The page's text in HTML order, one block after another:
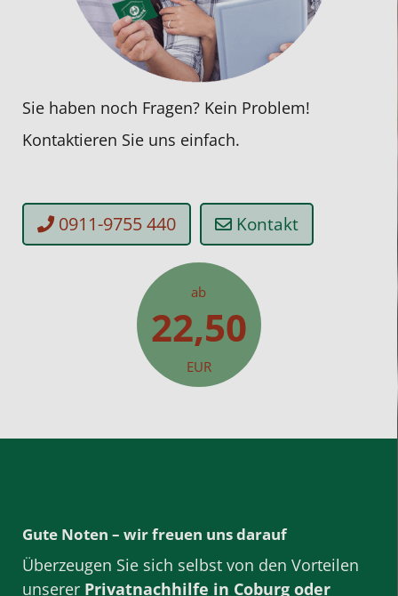
Sie haben noch Fragen? Kein Problem!
Kontaktieren Sie uns einfach.
0911-9755 440 Kontakt
ab
22,50
EUR
Gute Noten – wir freuen uns darauf
Überzeugen Sie sich selbst von den Vorteilen
unserer Privatnachhilfe in Coburg oder